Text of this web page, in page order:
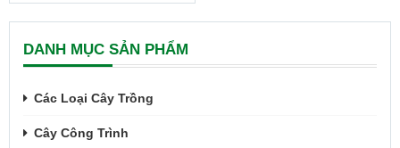
DANH MỤC SẢN PHẨM
Các Loại Cây Trồng
Cây Công Trình